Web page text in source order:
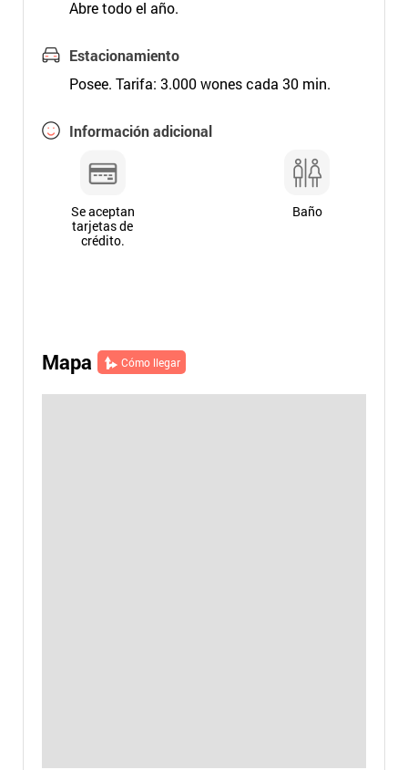
Abre todo el año.
Estacionamiento
Posee. Tarifa: 3.000 wones cada 30 min.
Información adicional
Se aceptan
tarjetas de
crédito.
Baño
Mapa Cómo llegar